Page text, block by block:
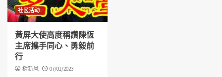
社区活动
黃屏大使高度稱讚陳恆
主席攜手同心、勇毅前
行
树新风 07/01/2023